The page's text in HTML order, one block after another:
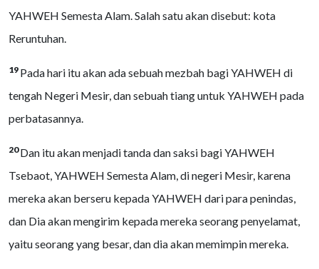
YAHWEH Semesta Alam. Salah satu akan disebut: kota
Reruntuhan.
19 Pada hari itu akan ada sebuah mezbah bagi YAHWEH di
tengah Negeri Mesir, dan sebuah tiang untuk YAHWEH pada
perbatasannya.
20Dan itu akan menjadi tanda dan saksi bagi YAHWEH
Tsebaot, YAHWEH Semesta Alam, di negeri Mesir, karena
mereka akan berseru kepada YAHWEH dari para penindas,
dan Dia akan mengirim kepada mereka seorang penyelamat,
yaitu seorang yang besar, dan dia akan memimpin mereka.